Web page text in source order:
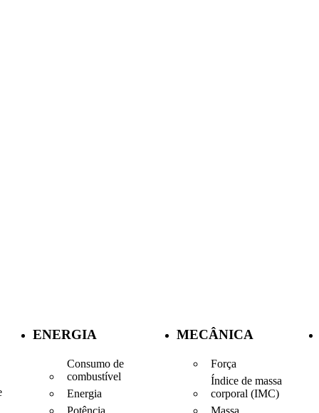
ENERGIA
Consumo de
combustível
Energia
Potência
MECÂNICA
Força
Índice de massa
corporal (IMC)
Massa